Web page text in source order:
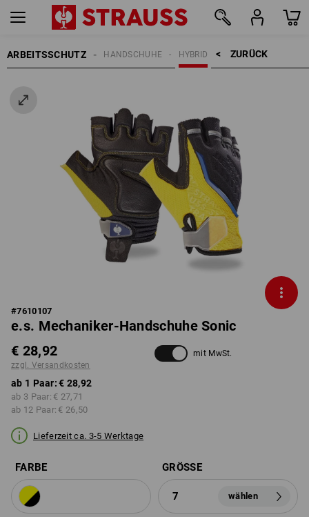
ARBEITSSCHUTZ ZURÜCK    >
HYBRID
HANDSCHUHE
#7610107
e.s. Mechaniker-Handschuhe Sonic
€ 28,92
zzgl. Versandkosten
mit MwSt.
ab 1 Paar:€ 28,92
ab 3 Paar: € 27,71
ab 12 Paar: € 26,50
Lieferzeit ca. 3-5 Werktage
FARBE GRÖSSE
7 wählen